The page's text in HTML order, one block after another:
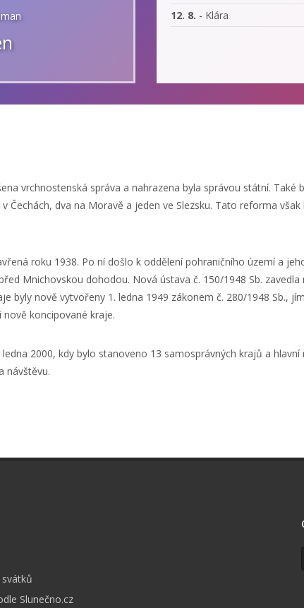
12. 8. - Klára
vrchnostenská správa a nahrazena byla správou státní. Také
dva na Moravě a jeden ve Slezsku. Tato reforma
roku 1938. Po ní došlo k oddělení pohraničního území a
Mnichovskou dohodou. Nová ústava č. 150/1948 Sb.
byly nově vytvořeny 1. ledna 1949 zákonem č. 280/1948 Sb.,
koncipované kraje.
2000, kdy bylo stanoveno 13 samosprávných krajů a
návštěvu.
Slunečno.cz